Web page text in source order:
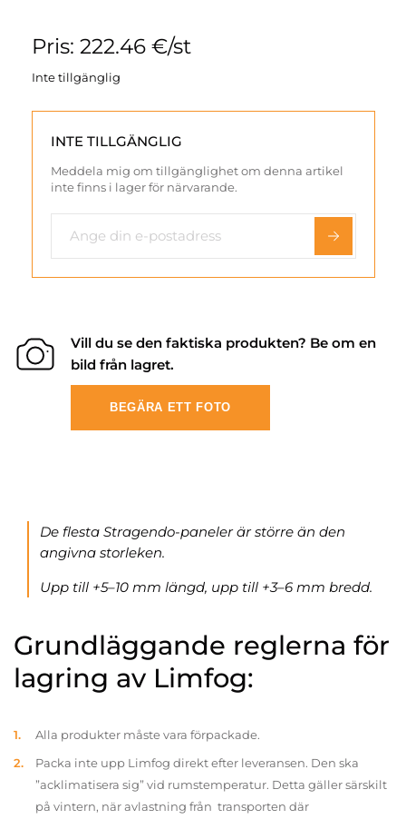
Pris: 222.46 €/st
Inte tillgänglig
INTE TILLGÄNGLIG
Meddela mig om tillgänglighet om denna artikel
inte finns i lager för närvarande.
Vill du se den faktiska produkten? Be om en
bild från lagret.
BEGÄRA ETT FOTO
De flesta Stragendo-paneler är större än den
angivna storleken.
Upp till +5–10 mm längd, upp till +3–6 mm bredd.
Grundläggande reglerna för
lagring av Limfog:
Alla produkter måste vara förpackade.
Packa inte upp Limfog direkt efter leveransen. Den ska
”acklimatisera sig” vid rumstemperatur. Detta gäller särskilt
på vintern, när avlastning från transporten där